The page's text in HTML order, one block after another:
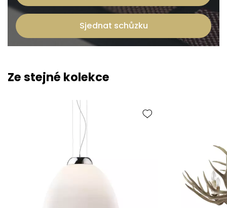
Sjednat schůzku
Ze stejné kolekce